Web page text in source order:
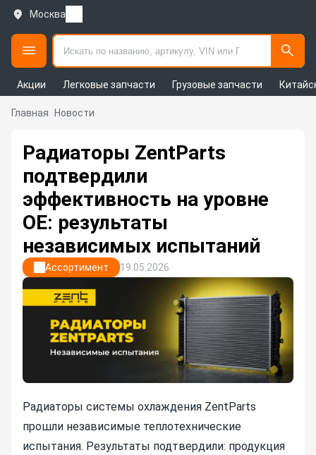
Москва
Акции Легковые запчасти Грузовые запчасти
Главная Новости
Радиаторы ZentParts
подтвердили
эффективность на уровне
OE: результаты
независимых испытаний
Ассортимент 19.05.2026
Радиаторы системы охлаждения ZentParts
прошли независимые теплотехнические
испытания. Результаты подтвердили: продукция